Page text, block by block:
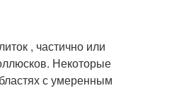
, частично или
Некоторые
с умеренным